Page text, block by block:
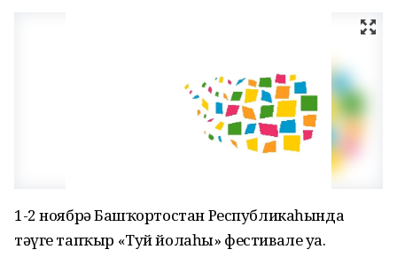
1-2 ноябрҙә Башҡортостан Республикаһында
тәүге тапҡыр «Туй йолаһы» фестивале уҙа.